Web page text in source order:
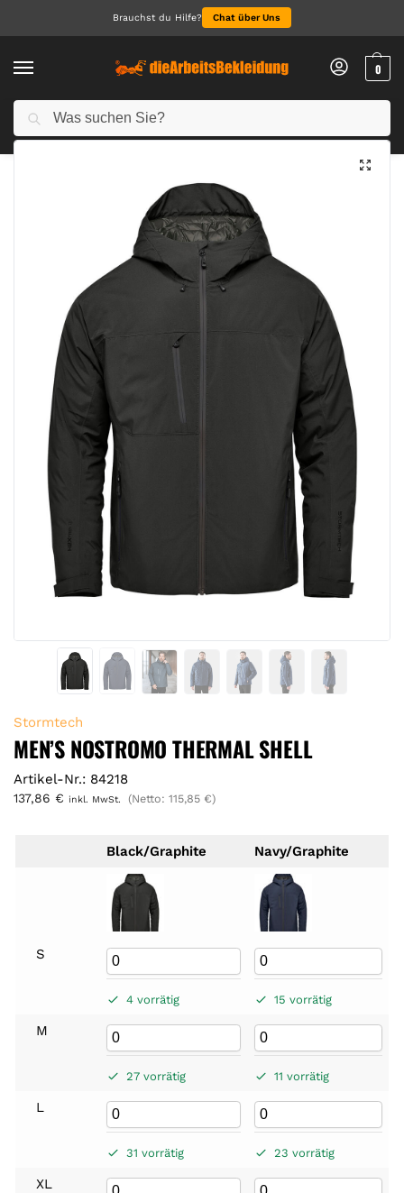
Brauchst du Hilfe? Chat über Uns
0
Start Alle Jacken / Jacken /
Stormtech
MEN’S NOSTROMO THERMAL SHELL
Artikel-Nr.: 84218
137,86 € inkl. MwSt. (Netto: 115,85 €)
Black/Graphite Navy/Graphite
S
4 vorrätig 15 vorrätig
M
27 vorrätig 11 vorrätig
L
31 vorrätig 23 vorrätig
XL